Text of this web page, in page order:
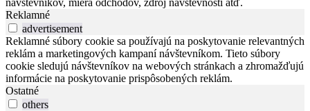
návštevníkov, miera odchodov, zdroj návštevnosti atď.
Reklamné
advertisement
Reklamné súbory cookie sa používajú na poskytovanie relevantných
reklám a marketingových kampaní návštevníkom. Tieto súbory
cookie sledujú návštevníkov na webových stránkach a zhromažďujú
informácie na poskytovanie prispôsobených reklám.
Ostatné
others